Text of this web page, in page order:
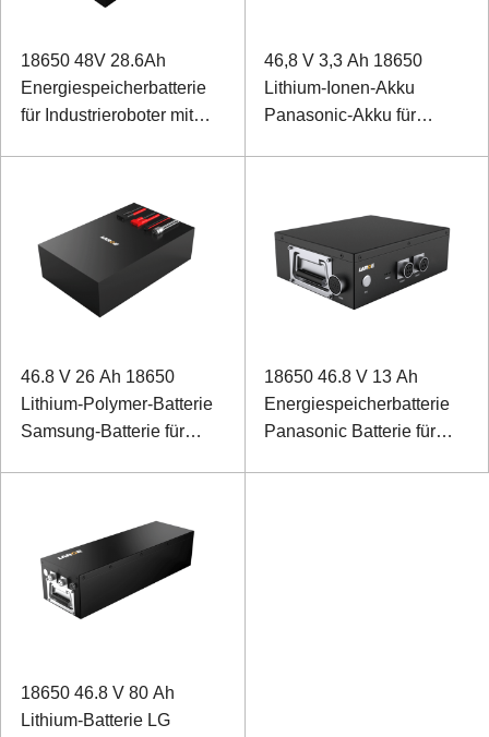
18650 48V 28.6Ah
Energiespeicherbatterie
für Industrieroboter mit
46,8 V 3,3 Ah 18650
Lithium-Ionen-Akku
Panasonic-Akku für
46.8 V 26 Ah 18650
Lithium-Polymer-Batterie
Samsung-Batterie für
18650 46.8 V 13 Ah
Energiespeicherbatterie
Panasonic Batterie für
18650 46.8 V 80 Ah
Lithium-Batterie LG